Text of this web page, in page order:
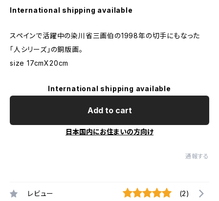
International shipping available
スペインで活躍中の染川省三画伯の1998年の切手にもなった
「人シリーズ」の銅版画。
size 17cmX20cm
International shipping available
Add to cart
日本国内にお住まいの方向け
通報する
レビュー (2)